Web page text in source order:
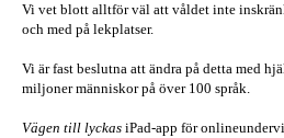
Vi vet blott alltför väl att våldet inte
och med på lekplatser.
Vi är fast beslutna att ändra på detta med
miljoner människor på över 100 språk.
Vägen till lyckas iPad-app för